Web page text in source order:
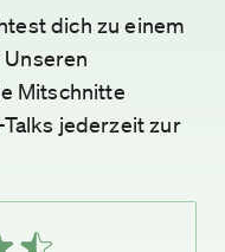
dich zu einem
Mitschnitte
jederzeit zur